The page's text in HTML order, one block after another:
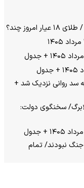
۱۵ مردادماه ۱۴۰۵/ طلا به سد روانی نزدیک شد +
سخنگوی دولت:
نبودند/ تمام